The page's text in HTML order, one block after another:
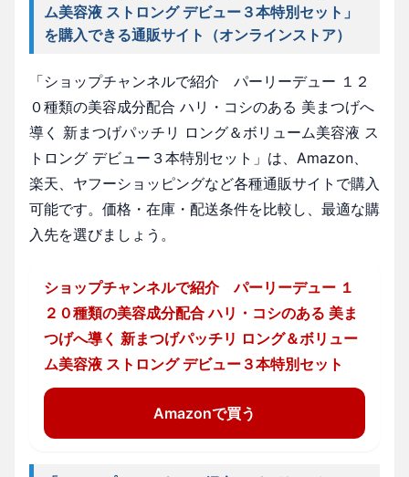
ム美容液 ストロング デビュー３本特別セット」
を購入できる通販サイト（オンラインストア）
「ショップチャンネルで紹介 パーリーデュー １２
０種類の美容成分配合 ハリ・コシのある 美まつげへ
導く 新まつげパッチリ ロング＆ボリューム美容液 ス
トロング デビュー３本特別セット」は、Amazon、
楽天、ヤフーショッピングなど各種通販サイトで購入
可能です。価格・在庫・配送条件を比較し、最適な購
入先を選びましょう。
ショップチャンネルで紹介 パーリーデュー １
２０種類の美容成分配合 ハリ・コシのある 美ま
つげへ導く 新まつげパッチリ ロング＆ボリュー
ム美容液 ストロング デビュー３本特別セット
Amazonで買う